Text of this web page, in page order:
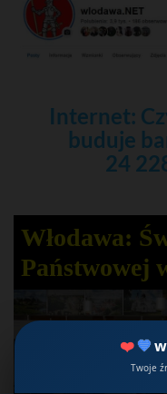
❤️ 💙
Twoje
Internet:
buduje
24
Włodawa:
Państwowej